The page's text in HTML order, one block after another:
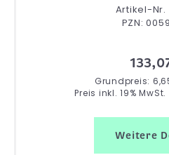
Artikel-Nr.
PZN:
Grundpreis:
Preis inkl. 19% MwSt.
Weitere